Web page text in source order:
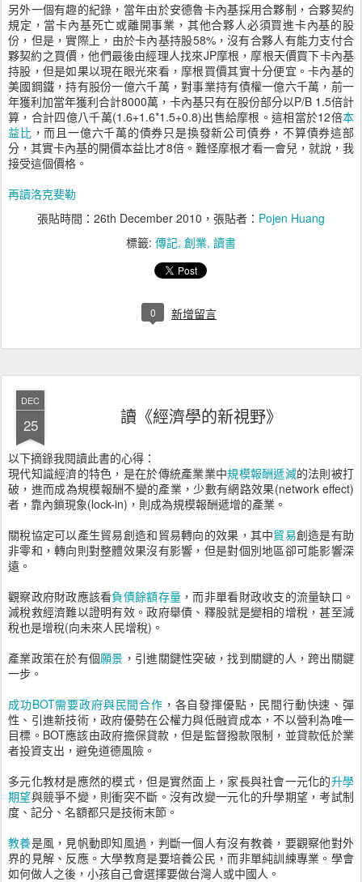
另外一個有趣的紀錄，當年由於安德魯卡內基採用合夥制，合夥契約
規定，當卡內基死亡或離開事業，其他合夥人必須買進卡內基的股
份，但是，實際上，由於卡內基持股58%，沒有合夥人有能力支付合
夥契約之買價，他們最後由經理人找來JP摩根，摩根天價買下卡內基
持股，但是如果以現在眼光來看，摩根買價其實十分便宜。卡內基的
美國鋼鐵，持有股份一億六千萬，對事業持有債權一億六千萬，前一
年獲利加當年獲利合計8000萬，卡內基只有在股份部分以P/B 1.5倍計
算，合計四億八千萬(1.6+1.6*1.5+0.8)出售給摩根。這相當於12倍本
益比 ，而且一億六千萬的債券只是換發新公司債券，不算債券這部
分，其實卡內基的開價本益比才8倍。難怪摩根才看一會兒，就說，我
接受這個價格。
再讀洛克斐勒
張貼時間： 26th December 2010 ，張貼者： Pojen Huang
標籤: 傳記 創業 讀書
0 新增留言
DEC
25 讀《經濟學的新視野》
以下摘錄我閱讀此書的心得：
現代知識經濟的特色，是在於傳統產業業中規模報酬遞減的法則被打
破，進而成為規模報酬不變的產業，少數有網路效果(network effect)
者，靠內鎖現象(lock-in)，則成為規模報酬遞增的產業。
關稅協定可以產生貿易創造和貿易轉向的效果，其中貿易創造是有助
非零和，轉向則對整體效果沒有影響，但是對個別地區卻可能影響深
遠。
觀察政府財政應該看負債餘額存量 ，而非單看財政收支的流量缺口。
減稅救經濟難以證明有效。政府舉債、釋股就是變相的增稅，甚至減
稅也是增稅(向未來人民增稅)。
產業政策在於有個願景 ，引進關鍵性突破，找到關鍵的人，跨出關鍵
一步。
成功BOT需要政府與民間合作 ，各自發揮優點，民間行動快速、彈
性、引進新技術，政府優勢在公權力與低融資成本，不以營利為唯一
目標。BOT應該由政府擔保貸款，但是監督撥款限制，並貸款低於業
者投資支出，避免道德風險。
多元化教材是應然的模式，但是實然面上，家長與社會一元化的升學
期望與競爭不變，則衝突不斷。沒有改變一元化的升學期望，考試制
度、記分、名額都只是技術末節。
教養是風，見帆動即知風過，判斷一個人有沒有教養，要觀察他對外
界的見解、反應。大學教育是要培養公民，而非單純訓練專業。學會
如何做人之後，小孩自己會選擇要做台灣人或中國人。